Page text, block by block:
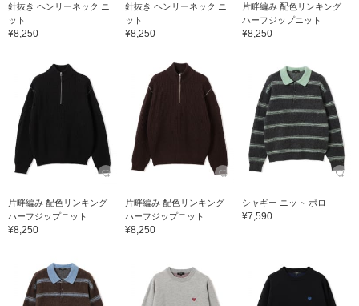
針抜き ヘンリーネック ニ
ット
¥8,250
針抜き ヘンリーネック ニ
ット
¥8,250
片畔編み 配色リンキング
ハーフジップニット
¥8,250
片畔編み 配色リンキング
ハーフジップニット
¥8,250
片畔編み 配色リンキング
ハーフジップニット
¥8,250
シャギー ニット ポロ
¥7,590